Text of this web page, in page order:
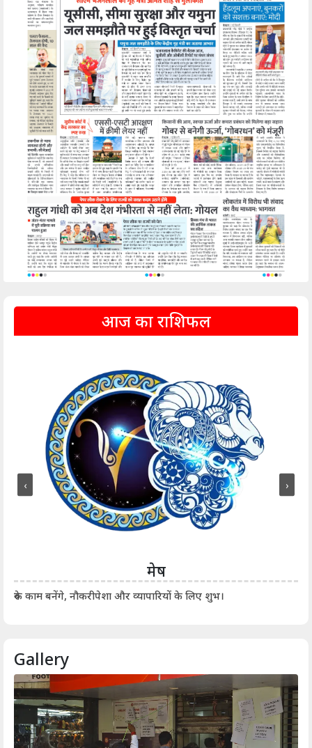
आज का राशिफल
मेष
रुके काम बनेंगे, नौकरीपेशा और व्यापारियों के लिए शुभ।
‹ ›
Gallery